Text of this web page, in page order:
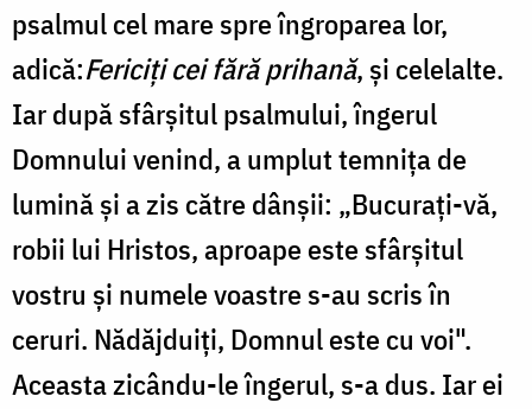
psalmul cel mare spre îngroparea lor,
adică:Fericiți cei fără prihană, și celelalte.
Iar după sfârșitul psalmului, îngerul
Domnului venind, a umplut temnița de
lumină și a zis către dânșii: „Bucurați-vă,
robii lui Hristos, aproape este sfârșitul
vostru și numele voastre s-au scris în
ceruri. Nădăjduiți, Domnul este cu voi".
Aceasta zicându-le îngerul, s-a dus. Iar ei